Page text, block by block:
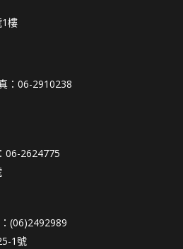
樓
：06-2910238
06-2624775
(06)2492989
1號